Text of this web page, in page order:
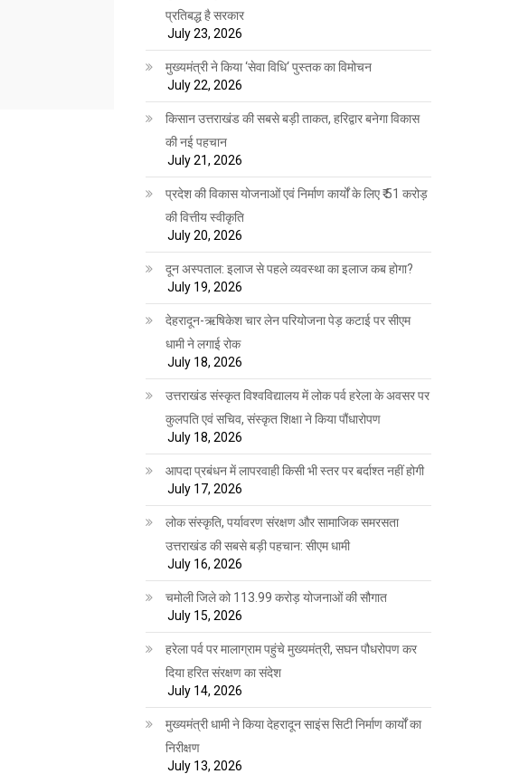
प्रतिबद्ध है सरकार
July 23, 2026
मुख्यमंत्री ने किया ‘सेवा विधि‘ पुस्तक का विमोचन
July 22, 2026
किसान उत्तराखंड की सबसे बड़ी ताकत, हरिद्वार बनेगा विकास
की नई पहचान
July 21, 2026
प्रदेश की विकास योजनाओं एवं निर्माण कार्यों के लिए ₹ 51 करोड़
की वित्तीय स्वीकृति
July 20, 2026
दून अस्पताल: इलाज से पहले व्यवस्था का इलाज कब होगा?
July 19, 2026
देहरादून-ऋषिकेश चार लेन परियोजना पेड़ कटाई पर सीएम
धामी ने लगाई रोक
July 18, 2026
उत्तराखंड संस्कृत विश्वविद्यालय में लोक पर्व हरेला के अवसर पर
कुलपति एवं सचिव, संस्कृत शिक्षा ने किया पौंधारोपण
July 18, 2026
आपदा प्रबंधन में लापरवाही किसी भी स्तर पर बर्दाश्त नहीं होगी
July 17, 2026
लोक संस्कृति, पर्यावरण संरक्षण और सामाजिक समरसता
उत्तराखंड की सबसे बड़ी पहचान: सीएम धामी
July 16, 2026
चमोली जिले को 113.99 करोड़ योजनाओं की सौगात
July 15, 2026
हरेला पर्व पर मालाग्राम पहुंचे मुख्यमंत्री, सघन पौधरोपण कर
दिया हरित संरक्षण का संदेश
July 14, 2026
मुख्यमंत्री धामी ने किया देहरादून साइंस सिटी निर्माण कार्यों का
निरीक्षण
July 13, 2026